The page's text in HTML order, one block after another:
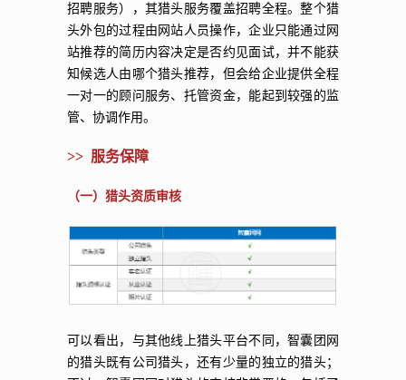
招聘服务），其猎头服务覆盖招聘全程。整个猎
头外包的过程由网站人员操作，企业只能通过网
站推荐的简历内容决定是否约见面试，并不能获
知候选人由哪个猎头推荐，但会给企业提供全程
一对一的顾问服务、托管资金，能起到较强的监
管、协调作用。
>> 服务保障
（一）猎头资质审核
可以看出，与其他线上猎头平台不同，智囊团网
的猎头既有公司猎头，还有少量的独立的猎头；